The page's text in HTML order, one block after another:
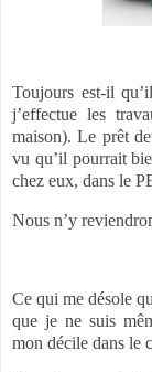
Toujours est-il
j’effectue les
maison). Le prêt
vu qu’il pourrait
chez eux, dans le
Nous n’y
Ce qui me désole
que je ne suis
mon décile dans le